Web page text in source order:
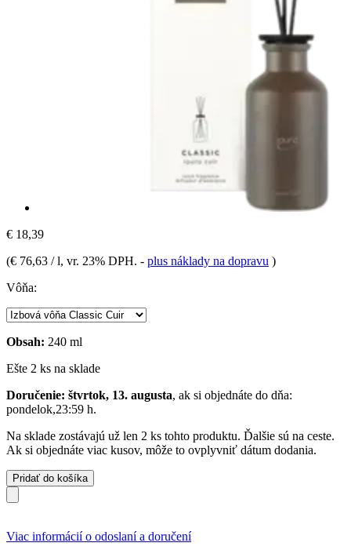
€ 18,39
(€ 76,63 / l, vr. 23% DPH. - plus náklady na dopravu )
Vôňa:
Obsah: 240 ml
Ešte 2 ks na sklade
Doručenie: štvrtok, 13. augusta, ak si objednáte do dňa:
pondelok,23:59 h.
Na sklade zostávajú už len 2 ks tohto produktu. Ďalšie sú na ceste.
Ak si objednáte viac kusov, môže to ovplyvniť dátum dodania.
Pridať do košíka
Viac informácií o odoslaní a doručení